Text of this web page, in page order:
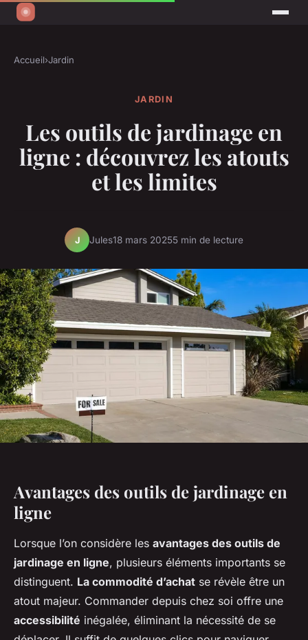
Accueil›Jardin
JARDIN
Les outils de jardinage en
ligne : découvrez les atouts
et les limites
J Jules18 mars 20255 min de lecture
Avantages des outils de jardinage en
ligne
Lorsque l’on considère les avantages des outils de
jardinage en ligne, plusieurs éléments importants se
distinguent. La commodité d’achat se révèle être un
atout majeur. Commander depuis chez soi offre une
accessibilité inégalée, éliminant la nécessité de se